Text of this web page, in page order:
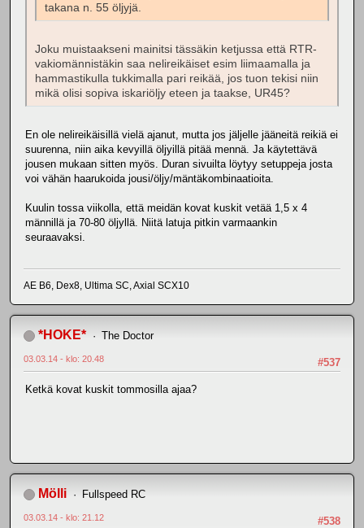
takana n. 55 öljyjä.
Joku muistaakseni mainitsi tässäkin ketjussa että RTR-
vakiomännistäkin saa nelireikäiset esim liimaamalla ja
hammastikulla tukkimalla pari reikää, jos tuon tekisi niin
mikä olisi sopiva iskariöljy eteen ja taakse, UR45?
En ole nelireikäisillä vielä ajanut, mutta jos jäljelle jääneitä reikiä ei
suurenna, niin aika kevyillä öljyillä pitää mennä. Ja käytettävä
jousen mukaan sitten myös. Duran sivuilta löytyy setuppeja josta
voi vähän haarukoida jousi/öljy/mäntäkombinaatioita.
Kuulin tossa viikolla, että meidän kovat kuskit vetää 1,5 x 4
männillä ja 70-80 öljyllä. Niitä latuja pitkin varmaankin
seuraavaksi.
AE B6, Dex8, Ultima SC, Axial SCX10
*HOKE* The Doctor
#537
03.03.14 - klo: 20.48
Ketkä kovat kuskit tommosilla ajaa?
Mölli Fullspeed RC
#538
03.03.14 - klo: 21.12